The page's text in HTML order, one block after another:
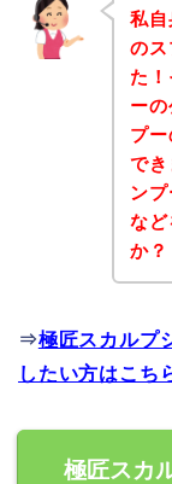
私
のス
た
ー
プ
でき
ン
など
か？
⇒極匠スカルプ
したい方はこち
極匠スカ